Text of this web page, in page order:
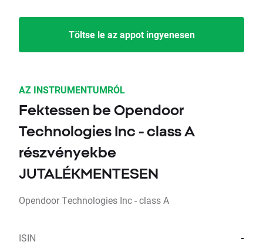
Töltse le az appot ingyenesen
AZ INSTRUMENTUMRÓL
Fektessen be Opendoor
Technologies Inc - class A
részvényekbe
JUTALÉKMENTESEN
Opendoor Technologies Inc - class A
ISIN -